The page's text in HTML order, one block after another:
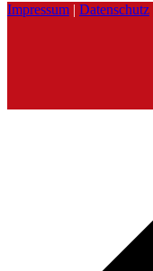
Impressum | Datenschutz